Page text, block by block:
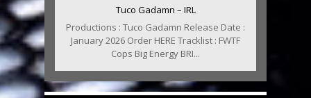
Tuco Gadamn – IRL
Productions : Tuco Gadamn Release Date :
January 2026 Order HERE Tracklist : FWTF
Cops Big Energy BRI...